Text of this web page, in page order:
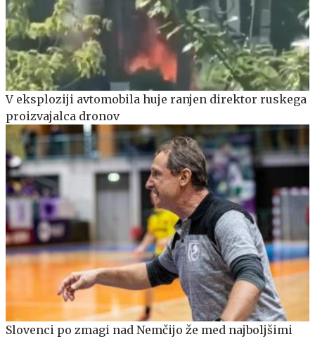
V eksploziji avtomobila huje ranjen direktor ruskega
proizvajalca dronov
Slovenci po zmagi nad Nemčijo že med najboljšimi